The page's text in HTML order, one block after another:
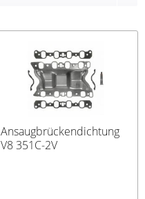
Ansaugbrückendichtung
V8 351C-2V